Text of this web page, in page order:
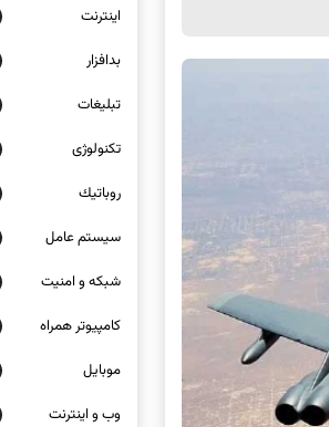
اينترنت
بدافزار
تبلیغات
تکنولوژی
روباتيك
سيستم عامل
شبكه و امنيت
كامپيوتر همراه
موبايل
وب و اينترنت